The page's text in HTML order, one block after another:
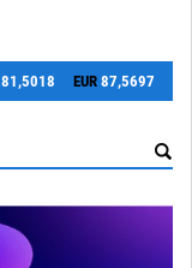
81,5018 EUR 87,5697